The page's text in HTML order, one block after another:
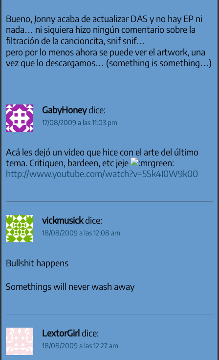
Bueno, Jonny acaba de actualizar DAS y no hay EP ni
nada… ni siquiera hizo ningún comentario sobre la
filtración de la cancioncita, snif snif…
pero por lo menos ahora se puede ver el artwork, una
vez que lo descargamos… (something is something…)
GabyHoneydice:
17/08/2009 a las 11:03 pm
Acá les dejó un video que hice con el arte del último
tema. Critiquen, bardeen, etc jeje
http://www.youtube.com/watch?v=5Sk4I0W9k00
vickmusickdice:
18/08/2009 a las 12:08 am
Bullshit happens
Somethings will never wash away
LextorGirl dice:
18/08/2009 a las 12:27 am